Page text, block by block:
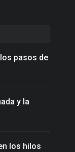
pasos de
y la
los hilos